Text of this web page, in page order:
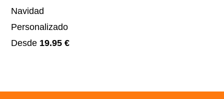
Navidad
Personalizado
Desde 19.95€